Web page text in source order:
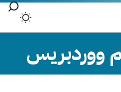
ووردبريس